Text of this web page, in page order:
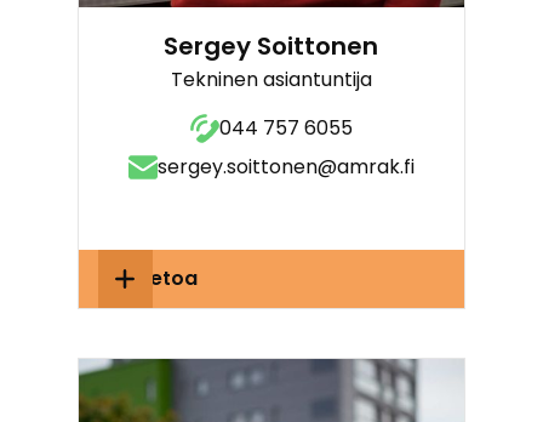
Sergey Soittonen
Tekninen asiantuntija
044 757 6055
sergey.soittonen@amrak.fi
Lisätietoa